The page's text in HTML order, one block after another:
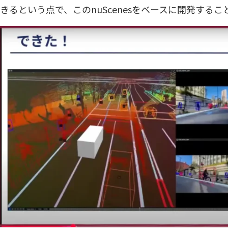
きるという点で、このnuScenesをベースに開発するこ